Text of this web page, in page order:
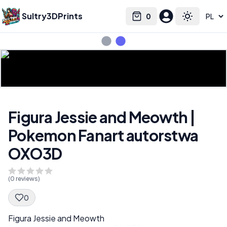
Sultry3DPrints 0
Cart Toggle
Select language
Figura Jessie and Meowth |
Pokemon Fanart autorstwa
OXO3D
(0 reviews)
0
Spec Description
Figura Jessie and Meowth